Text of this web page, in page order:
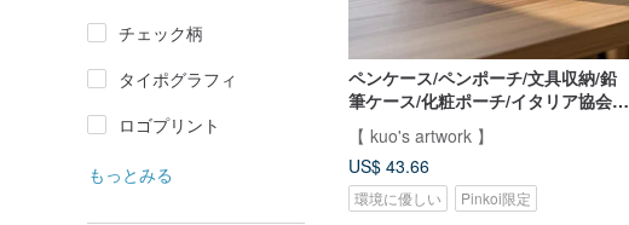
チェック柄
タイポグラフィ
ロゴプリント
もっとみる
ペンケース/ペンポーチ/文具収納/鉛
筆ケース/化粧ポーチ/イタリア協会認
定植物タンニンなめし革(4色)
【 kuo's artwork 】
US$ 43.66
環境に優しい Pinkoi限定